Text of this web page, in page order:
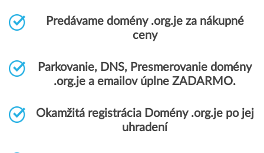
Predávame domény .org.je za nákupné
ceny
Parkovanie, DNS, Presmerovanie domény
.org.je a emailov úplne ZADARMO.
Okamžitá registrácia Domény .org.je po jej
uhradení